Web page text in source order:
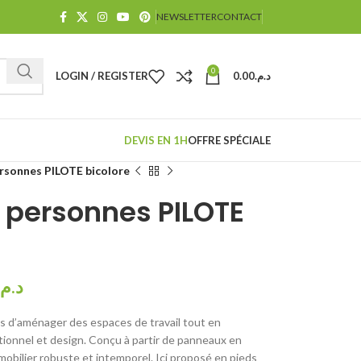
NEWSLETTERCONTACT
LOGIN / REGISTER 0 د.م.0.00
DEVIS EN 1HOFFRE SPÉCIALE
PILOTE bicolore
PILOTE
des espaces de travail tout en
et design. Conçu à partir de panneaux en
robuste et intemporel. Ici proposé en pieds